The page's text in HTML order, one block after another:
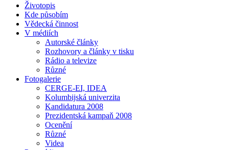
Životopis
Kde působím
Vědecká činnost
V médiích
Autorské články
Rozhovory a články v tisku
Rádio a televize
Různé
Fotogalerie
CERGE-EI, IDEA
Kolumbijská univerzita
Kandidatura 2008
Prezidentská kampaň 2008
Ocenění
Různé
Videa